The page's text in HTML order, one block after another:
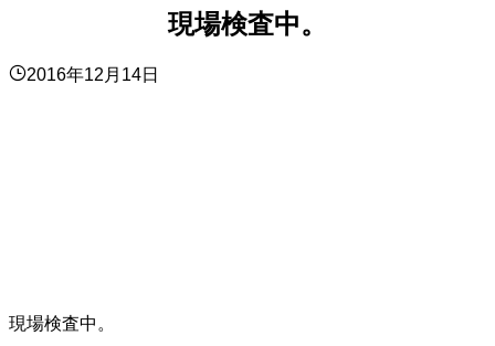
現場検査中。
2016年12月14日
現場検査中。